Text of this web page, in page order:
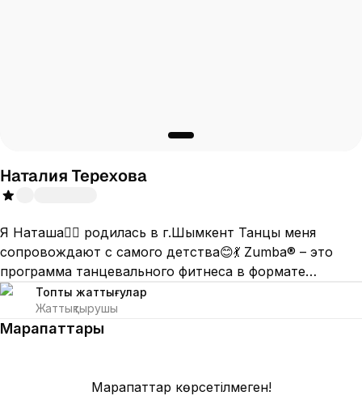
Наталия Терехова
Я Наташа🙋‍♀️ родилась в г.Шымкент Танцы меня
сопровождают с самого детства😊💃 Zumba®️ – это
программа танцевального фитнеса в формате
зажигательных танцев под латиноамериканскую
музыку и много других ритмов. Эта тренировка
позволяет быстро привести тело в хорошую
танцевать, но жаждет активности, кому не хватает
Топтық жаттығулар
Жаттықтырушы
Марапаттары
Марапаттар көрсетілмеген!